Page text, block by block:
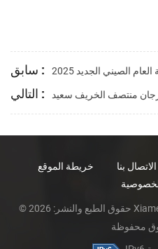
سابق : العام الصيني الجديد
التالي :
الاتصال بنا خريطة الموقع
© حقوق الطبع والنشر: 2026 Xiamen Cashino Technology Co., Ltd.